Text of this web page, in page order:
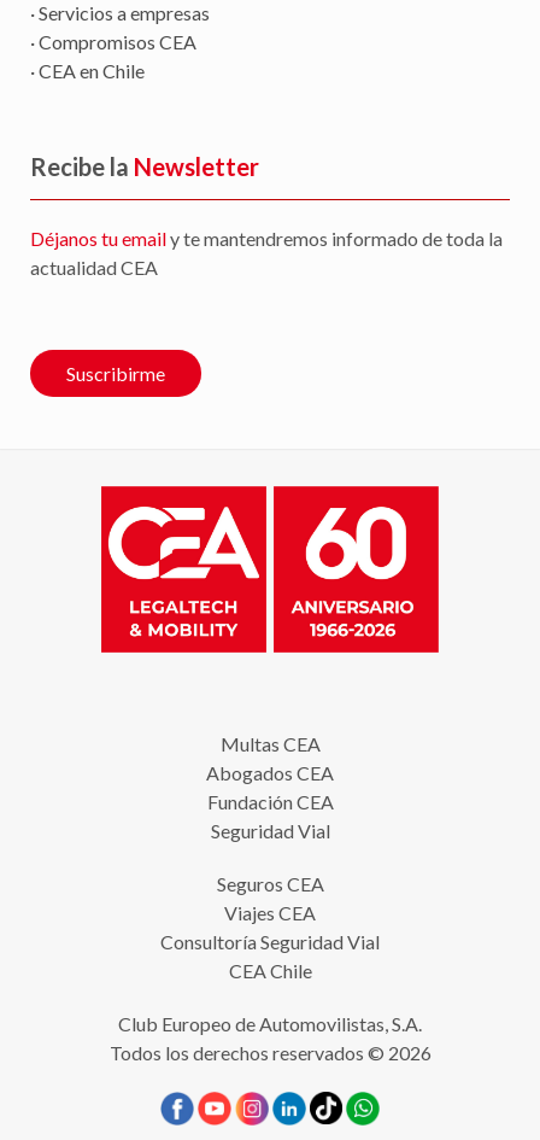
· Servicios a empresas
· Compromisos CEA
· CEA en Chile
Recibe la Newsletter
Déjanos tu emaily te mantendremos informado de toda la
actualidad CEA
Suscribirme
Multas CEA
Abogados CEA
Fundación CEA
Seguridad Vial
Seguros CEA
Viajes CEA
Consultoría Seguridad Vial
CEA Chile
Club Europeo de Automovilistas, S.A.
Todos los derechos reservados © 2026